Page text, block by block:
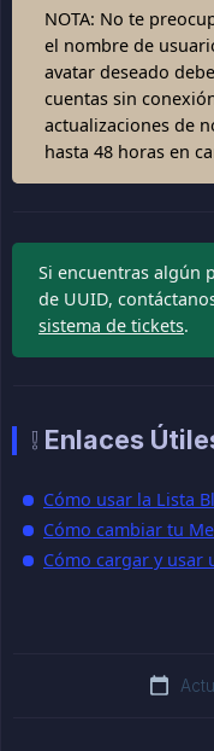
NOTA: No te
el nombre de
avatar deseado
cuentas sin
actualizaciones de
hasta 48 horas en
Si encuentras algún
de UUID,
sistema de tickets.
❕ Enlaces Útiles
Cómo usar la Lista
Cómo cambiar tu
Cómo cargar y usar